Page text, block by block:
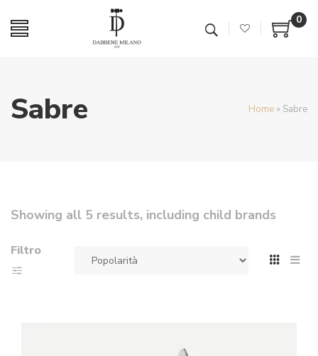
0
Sabre Home » Sabre
Showing all 5 results, including child brands
Filtro